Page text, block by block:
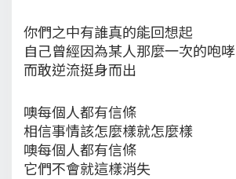
你們之中有誰真的能回想起
自己曾經因為某人那麼一次的咆哮
而敢逆流挺身而出
噢每個人都有信條
相信事情該怎麼樣就怎麼樣
噢每個人都有信條
它們不會就這樣消失